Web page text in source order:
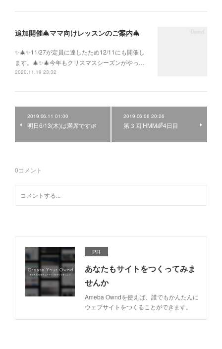
追加開催🎄ママ向けレッスンのご案内🎄
✨🎄✨11/27が定員に達したため12/11にも開催し
ます。🎄✨🎄今年もクリスマスシーズンがやっ…
2020.11.19 23:32
2019.06.11 01:00
明日6/13(木)は満席です🌿
2019.06.06 20:26
第３回 HMM🌈4日目
0コメント
PR
あなたもサイトをつくってみま
せんか
Ameba Owndを使えば、誰でもかんたんに
ウェブサイトをつくることができます。